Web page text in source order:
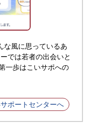
な風に思っているあ
では若者の出会いと
一歩はこいサポへの
ポートセンターへ